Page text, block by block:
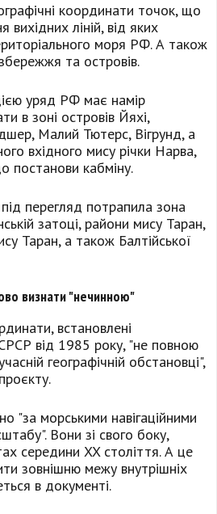
координати точок, що
ліній, від яких
моря РФ. А також
та островів.
уряд РФ має намір
в зоні островів Йяхі,
Малий Тютерс, Вігрунд, а
вхідного мису річки Нарва,
постанови кабміну.
перегляд потрапила зона
затоці, райони мису Таран,
Таран, а також Балтійської
визнати "нечинною"
встановлені
від 1985 року, "не повною
географічній обстановці",
"за морськими навігаційними
Вони зі свого боку,
середини XX століття. А це
зовнішню межу внутрішніх
в документі.